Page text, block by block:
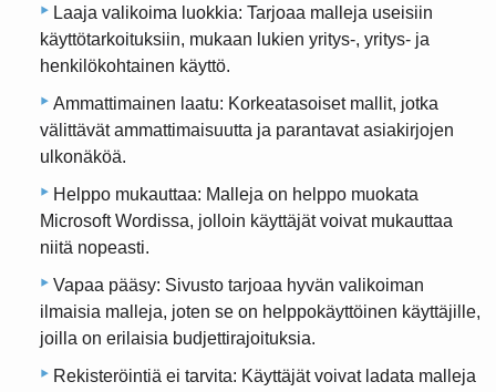
Laaja valikoima luokkia: Tarjoaa malleja useisiin
käyttötarkoituksiin, mukaan lukien yritys-, yritys- ja
henkilökohtainen käyttö.
Ammattimainen laatu: Korkeatasoiset mallit, jotka
välittävät ammattimaisuutta ja parantavat asiakirjojen
ulkonäköä.
Helppo mukauttaa: Malleja on helppo muokata
Microsoft Wordissa, jolloin käyttäjät voivat mukauttaa
niitä nopeasti.
Vapaa pääsy: Sivusto tarjoaa hyvän valikoiman
ilmaisia ​​malleja, joten se on helppokäyttöinen käyttäjille,
joilla on erilaisia ​​budjettirajoituksia.
Rekisteröintiä ei tarvita: Käyttäjät voivat ladata malleja